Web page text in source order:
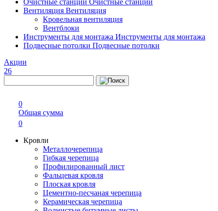
Очистные станции Очистные станции
Вентиляция Вентиляция
Кровельная вентиляция
Вентблоки
Инструменты для монтажа Инструменты для монтажа
Подвесные потолки Подвесные потолки
Акции
26
0
Общая сумма
0
Кровли
Металлочерепица
Гибкая черепица
Профилированный лист
Фальцевая кровля
Плоская кровля
Цементно-песчаная черепица
Керамическая черепица